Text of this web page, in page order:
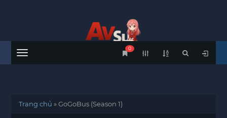
Menu
0
Trang chủ »GoGoBus (Season 1)